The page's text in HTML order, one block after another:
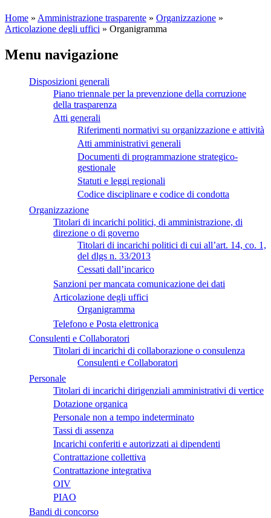
Home » Amministrazione trasparente » Organizzazione »
Articolazione degli uffici » Organigramma
Menu navigazione
Disposizioni generali
Piano triennale per la prevenzione della corruzione
della trasparenza
Atti generali
Riferimenti normativi su organizzazione e attività
Atti amministrativi generali
Documenti di programmazione strategico-
gestionale
Statuti e leggi regionali
Codice disciplinare e codice di condotta
Organizzazione
Titolari di incarichi politici, di amministrazione, di
direzione o di governo
Titolari di incarichi politici di cui all’art. 14, co. 1,
del dlgs n. 33/2013
Cessati dall’incarico
Sanzioni per mancata comunicazione dei dati
Articolazione degli uffici
Organigramma
Telefono e Posta elettronica
Consulenti e Collaboratori
Titolari di incarichi di collaborazione o consulenza
Consulenti e Collaboratori
Personale
Titolari di incarichi dirigenziali amministrativi di vertice
Dotazione organica
Personale non a tempo indeterminato
Tassi di assenza
Incarichi conferiti e autorizzati ai dipendenti
Contrattazione collettiva
Contrattazione integrativa
OIV
PIAO
Bandi di concorso